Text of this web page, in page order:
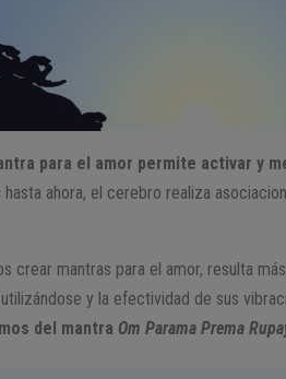
para el amor permite activar y
ahora, el cerebro realiza
crear mantras para el amor, resulta
y la efectividad de sus
del mantra Om Parama Prema